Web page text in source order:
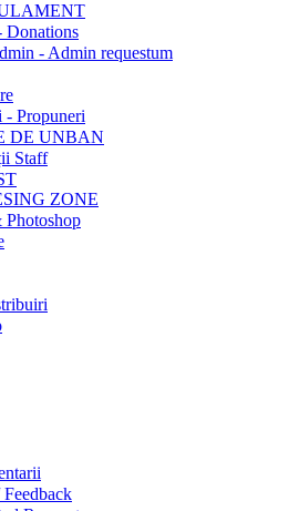
- Admin requestum
Propuneri
DE UNBAN
Staff
ZONE